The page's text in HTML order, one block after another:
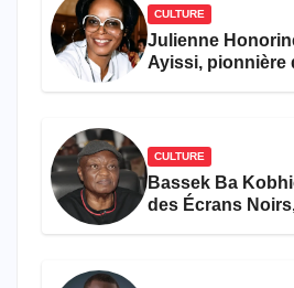
CULTURE
Julienne
Ayissi, pionnière
CULTURE
Bassek Ba
des Écrans